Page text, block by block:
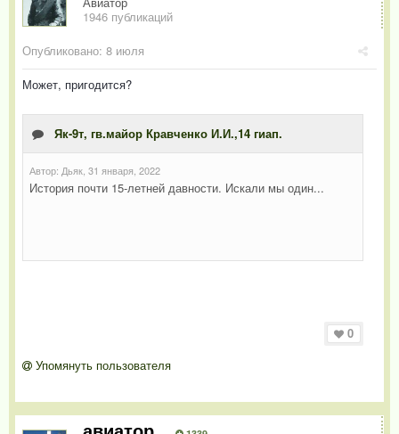
1946 публикаций
Опубликовано: 8 июля
Может, пригодится?
0
Упомянуть пользователя